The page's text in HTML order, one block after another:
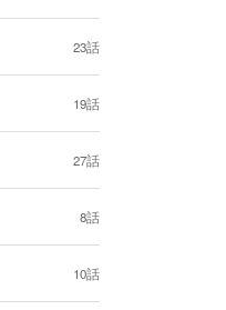
23話
19話
27話
8話
10話